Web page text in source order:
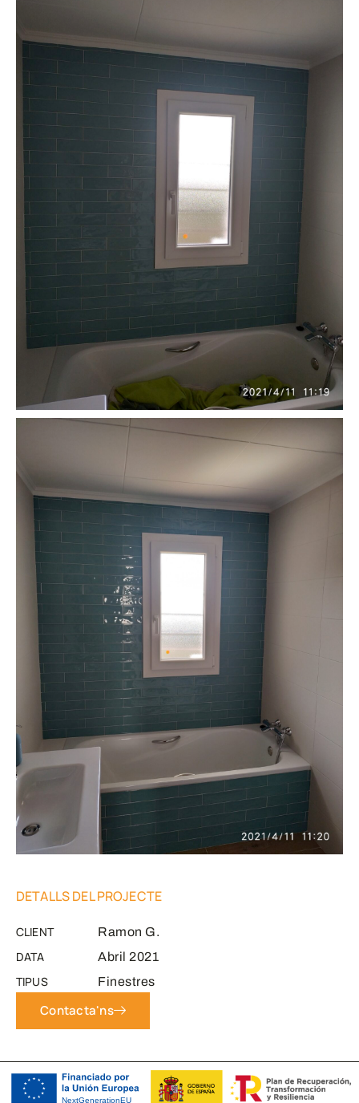
DETALLS DEL PROJECTE
CLIENT Ramon G.
DATA Abril 2021
TIPUS Finestres
Contacta'ns